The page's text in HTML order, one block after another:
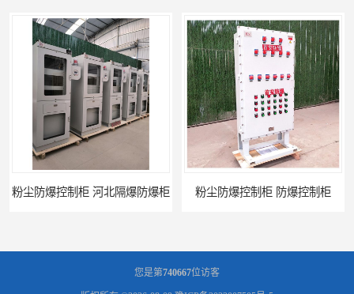
粉尘防爆控制柜 防爆控制柜
您是第740667位访客